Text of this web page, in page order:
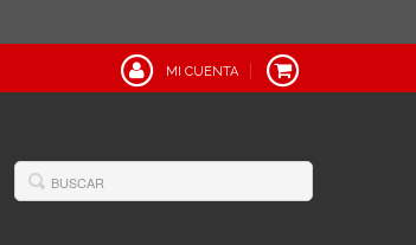
MI CUENTA